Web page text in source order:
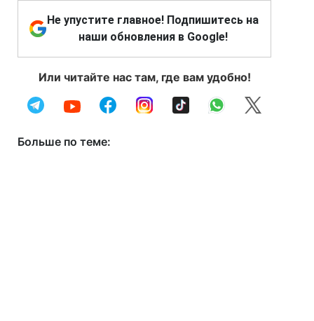
Не упустите главное! Подпишитесь на
наши обновления в Google!
Или читайте нас там, где вам удобно!
Больше по теме: